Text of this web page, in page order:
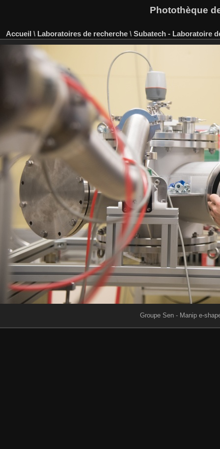
Photothèque
Accueil \ Laboratoires de recherche \ Subatech - Laboratoire
Groupe Sen - Manip e-